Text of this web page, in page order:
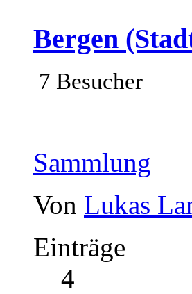
Bergen
7 Besucher
Sammlung
Von Lukas
Einträge
4